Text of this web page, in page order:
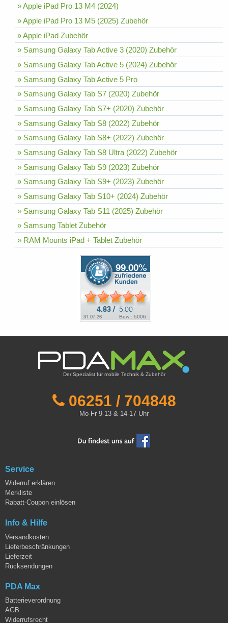
» Apple iPad Pro 13 M4 (2024)
» Apple iPad Pro 13 M5 (2025) Zubehör
» Apple iPad Zubehör
» Samsung Galaxy Tab Active 3 (2020) Zubehör
» Samsung Galaxy Tab Active 5 (2024) Zubehör
» Samsung Galaxy Tab Active 5 Pro
» Samsung Galaxy Tab S7 (2020) Zubehör
» Samsung Galaxy Tab S7+ (2020) Zubehör
» Samsung Galaxy Tab S8 (2022) Zubehör
» Samsung Galaxy Tab S8+ (2022) Zubehör
» Samsung Galaxy Tab S8 Ultra (2022) Zubehör
» Samsung Galaxy Tab S9 (2023) Zubehör
» Samsung Galaxy Tab S9+ (2023) Zubehör
» Samsung Galaxy Tab S10+ (2024) Zubehör
» Samsung Galaxy Tab S11 (2025) Zubehör
» Samsung Tablet Zubehör
» RAM Mounts iPad + Tablet Zubehör
Der Spezialist für mobile Technik & Zubehör
06251 / 704848
Mo-Fr 9-13 & 14-17 Uhr
Service
Widerruf erklären
Merkliste
Rabatt-Coupon einlösen
Info & Hilfe
Versandkosten
Lieferbeschränkungen
Lieferzeit
Rücksendungen
PDA Max
Batterieverordnung
AGB
Widerrufsrecht